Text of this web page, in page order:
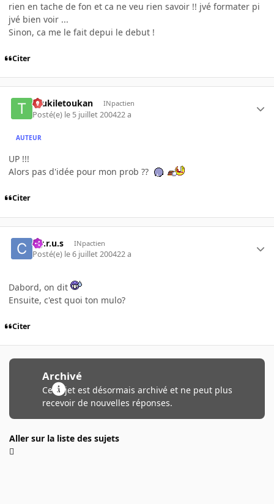
rien en tache de fon et ca ne veu rien savoir !! jvé formater pi
jvé bien voir ...
Sinon, ca me le fait depui le debut !
Citer
toukiletoukan INpactien
Posté(e) le 5 juillet 200422 a
AUTEUR
UP !!!
Alors pas d'idée pour mon prob ??
Citer
c.y.r.u.s INpactien
Posté(e) le 6 juillet 200422 a
Dabord, on dit
Ensuite, c'est quoi ton mulo?
Citer
Archivé
Ce sujet est désormais archivé et ne peut plus
recevoir de nouvelles réponses.
Aller sur la liste des sujets